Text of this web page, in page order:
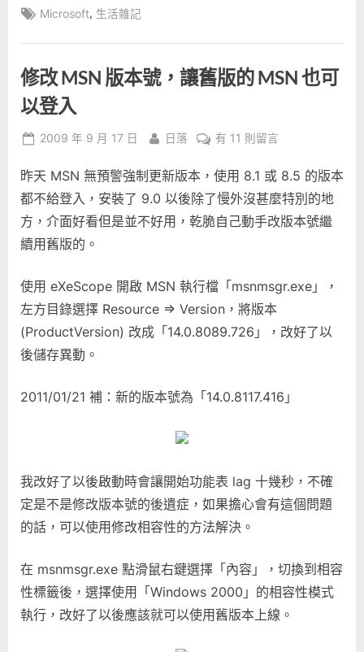
Tags:
Microsoft, 生活雜記
修改 MSN 版本號，讓舊版的 MSN 也可
以登入
Posted
2009 年 9 月 17 日 By
日落
在
改
MSN
版
本
舊
版
的
以
有 11 則留言
昨天 MSN 無預警強制更新版本，使用 8.1 或 8.5 的版本
都不給登入，安裝了 9.0 以後除了慢外沒甚麼特別的地
方，介面好看但是並不好用，乾脆自己動手改版本號繼
續用舊版的。
使用 eXeScope 開啟 MSN 執行檔「msnmsgr.exe」，
左方目錄選擇 Resource => Version，將版本
(ProductVersion) 改成「14.0.8089.726」，改好了以
後儲存異動。
2011/01/21 補：新的版本號為「14.0.8117.416」
我改好了以後啟動時會讓開始功能表 lag 十幾秒，不確
定是不是修改版本號的後遺症，如果擔心會有這個問題
的話，可以使用修改相容性的方法解決。
在 msnmsgr.exe 點滑鼠右鍵選擇「內容」，切換到相容
性標籤後，選擇使用「Windows 2000」的相容性模式
執行，改好了以後應該就可以使用舊版本上線。